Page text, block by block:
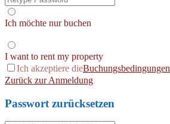
Ich möchte nur buchen
I want to rent my property
Ich akzeptiere dieBuchungsbedingungen
Zurück zur Anmeldung
Passwort zurücksetzen